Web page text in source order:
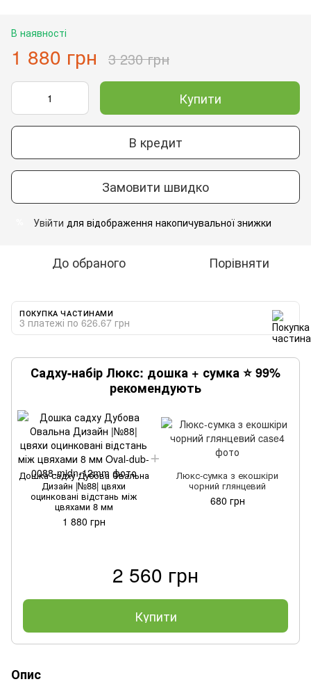
В наявності
1 880 грн 3 230 грн
Купити
В кредит
Замовити швидко
Увійти для відображення накопичувальної знижки
До обраного Порівняти
ПОКУПКА ЧАСТИНАМИ
3 платежі по 626.67 грн
Садху-набір Люкс: дошка + сумка ⭐ 99%
рекомендують
Дошка садху Дубова Овальна
Дизайн |№88| цвяхи
оцинковані відстань між
цвяхами 8 мм
1 880 грн
Люкс-сумка з екошкіри
чорний глянцевий
680 грн
2 560 грн
Купити
Опис